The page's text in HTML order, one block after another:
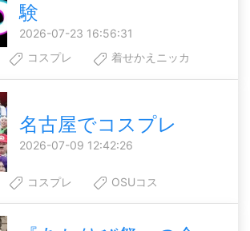
験
2026-07-23 16:56:31
コスプレ 着せかえニッカ
名古屋でコスプレ
2026-07-09 12:42:26
コスプレ OSUコス